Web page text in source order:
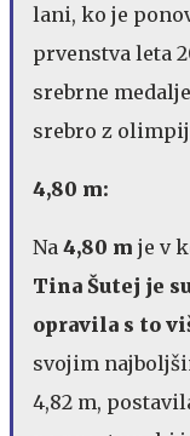
lani, ko je
prvenstva leta
srebrne
srebro z
4,80 m:
Na 4,80 m je v
Tina Šutej je
opravila s to
svojim
4,82 m,